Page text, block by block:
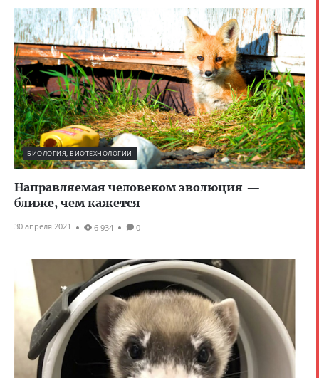
БИОЛОГИЯ, БИОТЕХНОЛОГИИ
Направляемая человеком эволюция —
ближе, чем кажется
30 апреля 2021 6 934 0